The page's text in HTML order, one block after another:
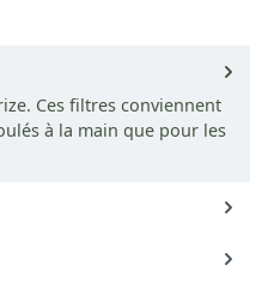
Ces filtres conviennent
à la main que pour les